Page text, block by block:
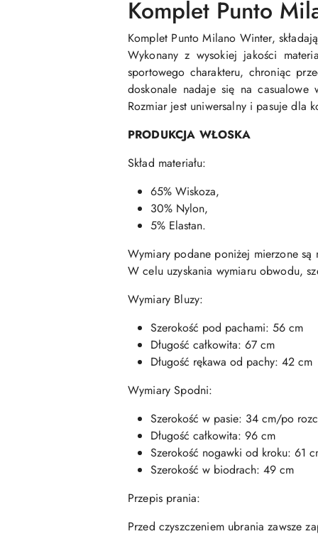
Komplet Punto
Komplet Punto Milano Winter,
Wykonany z wysokiej jakości
sportowego charakteru, chroniąc
doskonale nadaje się na
Rozmiar jest uniwersalny i pasuje dla
PRODUKCJA WŁOSKA
Skład materiału:
65% Wiskoza,
30% Nylon,
5% Elastan.
Wymiary podane poniżej mierzone są
W celu uzyskania wymiaru obwodu,
Wymiary Bluzy:
Szerokość pod pachami: 56 cm
Długość całkowita: 67 cm
Długość rękawa od pachy: 42 cm
Wymiary Spodni:
Szerokość w pasie: 34 cm/po
Długość całkowita: 96 cm
Szerokość nogawki od kroku: 61
Szerokość w biodrach: 49 cm
Przepis prania:
Przed czyszczeniem ubrania zawsze